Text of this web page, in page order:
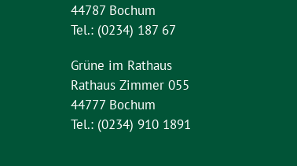
44787 Bochum
Tel.: (0234) 187 67
Grüne im Rathaus
Rathaus Zimmer 055
44777 Bochum
Tel.: (0234) 910 1891